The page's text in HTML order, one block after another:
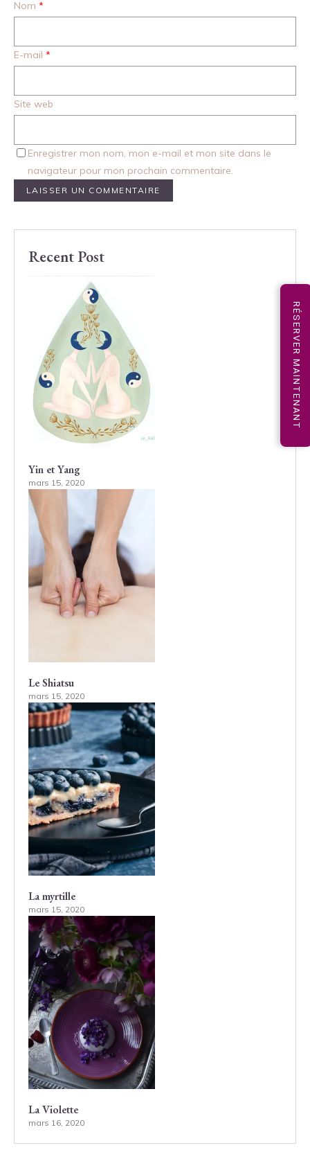
Recent Post
Yin et Yang
mars 15, 2020
Le Shiatsu
mars 15, 2020
La myrtille
mars 15, 2020
La Violette
mars 16, 2020
Nom *
E-mail *
Site web
Enregistrer mon nom, mon e-mail et mon site dans le
navigateur pour mon prochain commentaire.
RÉSERVER MAINTENANT